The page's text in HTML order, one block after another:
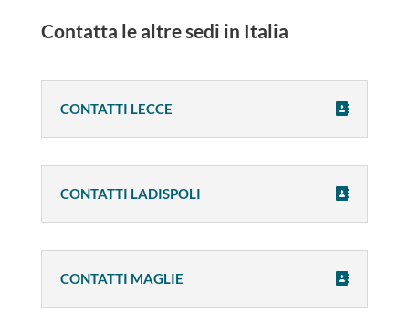
Contatta le altre sedi in Italia
CONTATTI LECCE
CONTATTI LADISPOLI
CONTATTI MAGLIE